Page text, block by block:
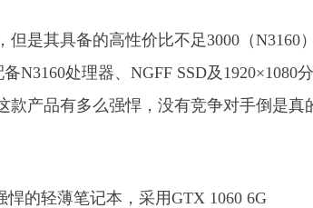
是其具备的高性价比不足3000（N3160
N3160处理器、NGFF SSD及1920×1080
产品有多么强悍，没有竞争对手倒是真
悍的轻薄笔记本，采用GTX 1060 6G